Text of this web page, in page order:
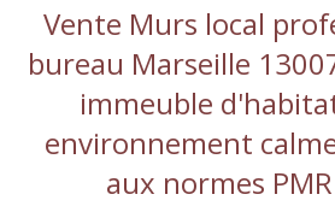
Vente Murs local
bureau Marseille
immeuble
environnement
aux normes